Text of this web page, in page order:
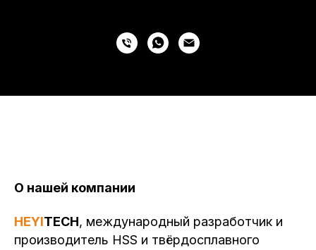
О нашей компании
HEYITECH, международный разработчик и
производитель HSS и твёрдосплавного